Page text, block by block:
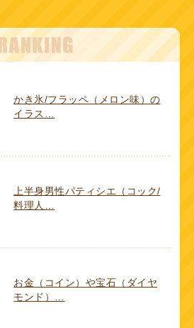
かき氷/フラッペ（メロン味）の
イラス…
上半身男性パティシエ（コック/
料理人…
お金（コイン）や宝石（ダイヤ
モンド）…